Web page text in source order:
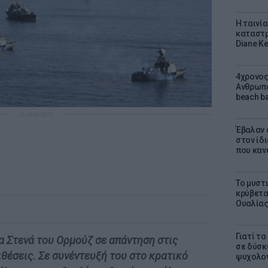
Η
Diane
beach
Έβαλαν
στον
που
Το
Ουαλίας
Γιατί
σε
Στενά του Ορμούζ σε απάντηση στις
Σε συνέντευξή του στο κρατικό